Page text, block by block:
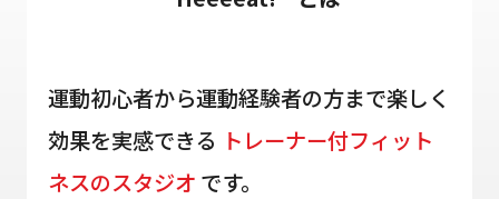
無料体験
Free Trial
運動初心者から運動経験者の方まで楽しく
効果を実感できる トレーナー付フィット
ネスのスタジオ です。